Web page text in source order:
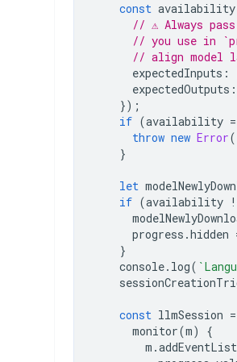
const availability
// ⚠️ Always
// you use in
// align model
expectedInputs :
expectedOutputs :
});
if (availability
throw new Error(
}
let
if (availability
progress .hidden
}
console. log(
const llmSession =
monitor(m)
{
m .